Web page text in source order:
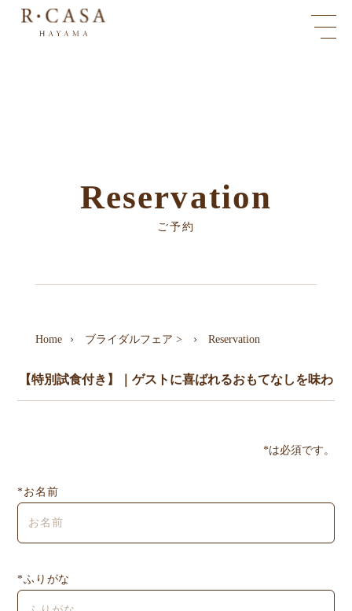
Reservation
ご予約
Home ブライダルフェア > Reservation
*は必須です。
*お名前
*ふりがな